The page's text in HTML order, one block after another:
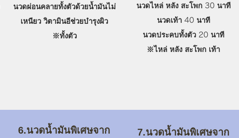
นวดผ่อนคลายทั้งตัวด้วยน้ำมันไม่
เหนียว วิตามินอีช่วยบำรุงผิว
​※ทั้งตัว
นวดไหล่ หลัง สะโพก 30 นาที
นวดเท้า 40 นาที
นวดประคบทั้งตัว 20 นาที
※​ไหล่ หลัง สะโพก เท้า
6.นวดน้ำมันพิเศษจาก
7.นวดน้ำมันพิเศษจาก